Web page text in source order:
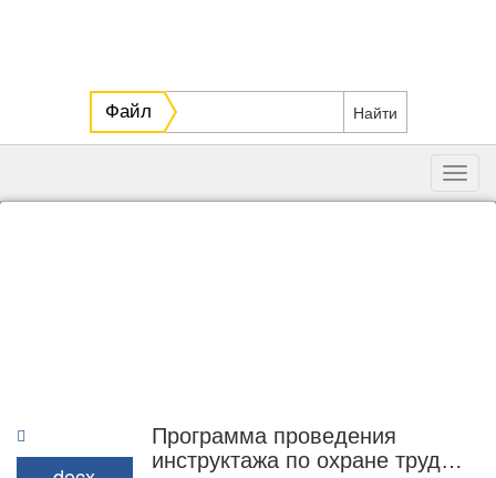
Файл
Программа проведения
инструктажа по охране труда